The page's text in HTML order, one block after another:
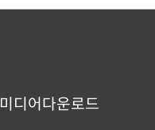
미디어다운로드